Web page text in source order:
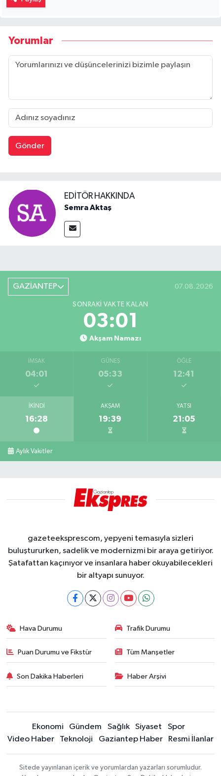
Gönder
Semra Aktaş
GAZİANTEP 07.08.2026
03:00
Akşam Namazı
04:01 05:33 12:41
İKINDI
16:28
AKŞAM
19:39
YATSI
21:05
Aylık Vakitler
gazeteeksprescom, yepyeni temasıyla sizleri
buluştururken, sadelik ve modernizmi bir araya getiriyor.
Şatafattan kaçınıyor ve insanlara haber okuyabilecekleri
bir altyapı sunuyor.
Hava Durumu Trafik Durumu
Puan Durumu ve Fikstür Tüm Manşetler
Son Dakika Haberleri Haber Arşivi
Ekonomi Gündem Sağlık Siyaset
Spor
Video Haber
Teknoloji Gaziantep Haber Resmi İlanlar
Sitede yayınlanan içerik ve yorumlardan yazarları sorumludur.